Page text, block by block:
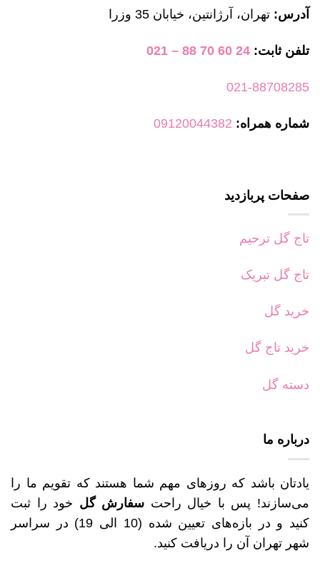
آدرس: تهران، آرژانتین، خیابان 35 وزرا
تلفن ثابت: 24 60 70 88 – 021
021-88708285
شماره همراه: 09120044382
صفحات پربازدید
تاج گل ترحیم
تاج گل تبریک
خرید گل
خرید تاج گل
دسته گل
درباره ما
یادتان باشد که روزهای مهم شما هستند که تقویم ما را
می‌سازند! پس با خیال راحت سفارش گل خود را ثبت
کنید و در بازه‌های تعیین شده (10 الی 19) در سراسر
شهر تهران آن را دریافت کنید.